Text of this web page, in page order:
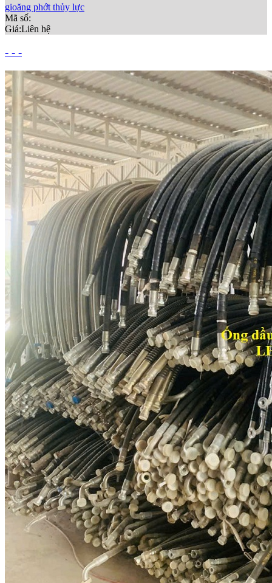
gioăng phớt thủy lực
Mã số:
Giá:Liên hệ
- - -